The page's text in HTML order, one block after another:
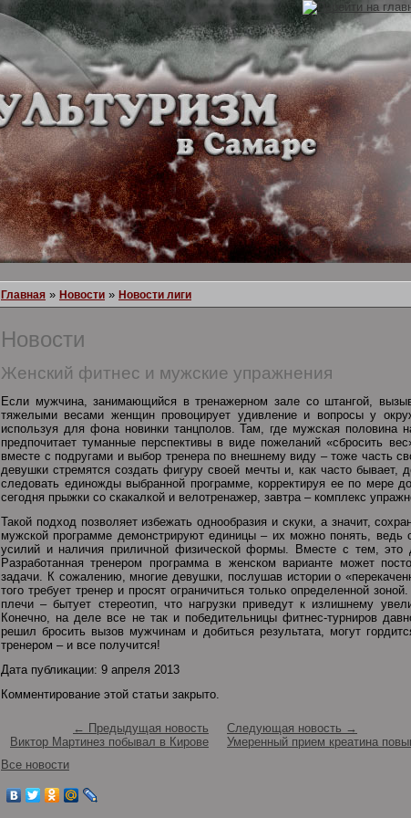
Главная » Новости » Новости лиги
Новости
Женский фитнес и мужские упражнения
Если мужчина, занимающийся в тренажерном зале со штангой,
тяжелыми весами женщин провоцирует удивление и вопросы у
используя для фона новинки танцполов. Там, где мужская половина
предпочитает туманные перспективы в виде пожеланий «сбросить
вместе с подругами и выбор тренера по внешнему виду – тоже часть
девушки стремятся создать фигуру своей мечты и, как часто
следовать единожды выбранной программе, корректируя ее по мере
сегодня прыжки со скакалкой и велотренажер, завтра – комплекс
Такой подход позволяет избежать однообразия и скуки, а значит,
мужской программе демонстрируют единицы – их можно понять,
усилий и наличия приличной физической формы. Вместе с тем, это
Разработанная тренером программа в женском варианте может
задачи. К сожалению, многие девушки, послушав истории о
того требует тренер и просят ограничиться только определенной
плечи – бытует стереотип, что нагрузки приведут к излишнему
Конечно, на деле все не так и победительницы фитнес-турниров
решил бросить вызов мужчинам и добиться результата, могут
тренером – и все получится!
Дата публикации: 9 апреля 2013
Комментирование этой статьи закрыто.
← Предыдущая новость
Виктор Мартинез побывал в Кирове
Следующая новость →
Умеренный прием креатина
Все новости